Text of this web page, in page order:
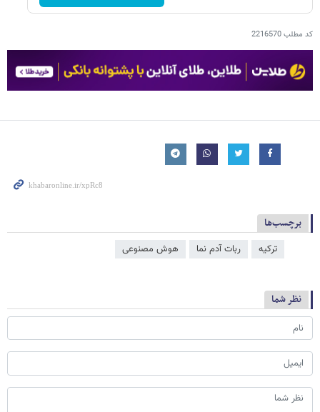
کد مطلب2216570
برچسب‌ها
ترکیه ربات آدم نما هوش مصنوعی
نظر شما